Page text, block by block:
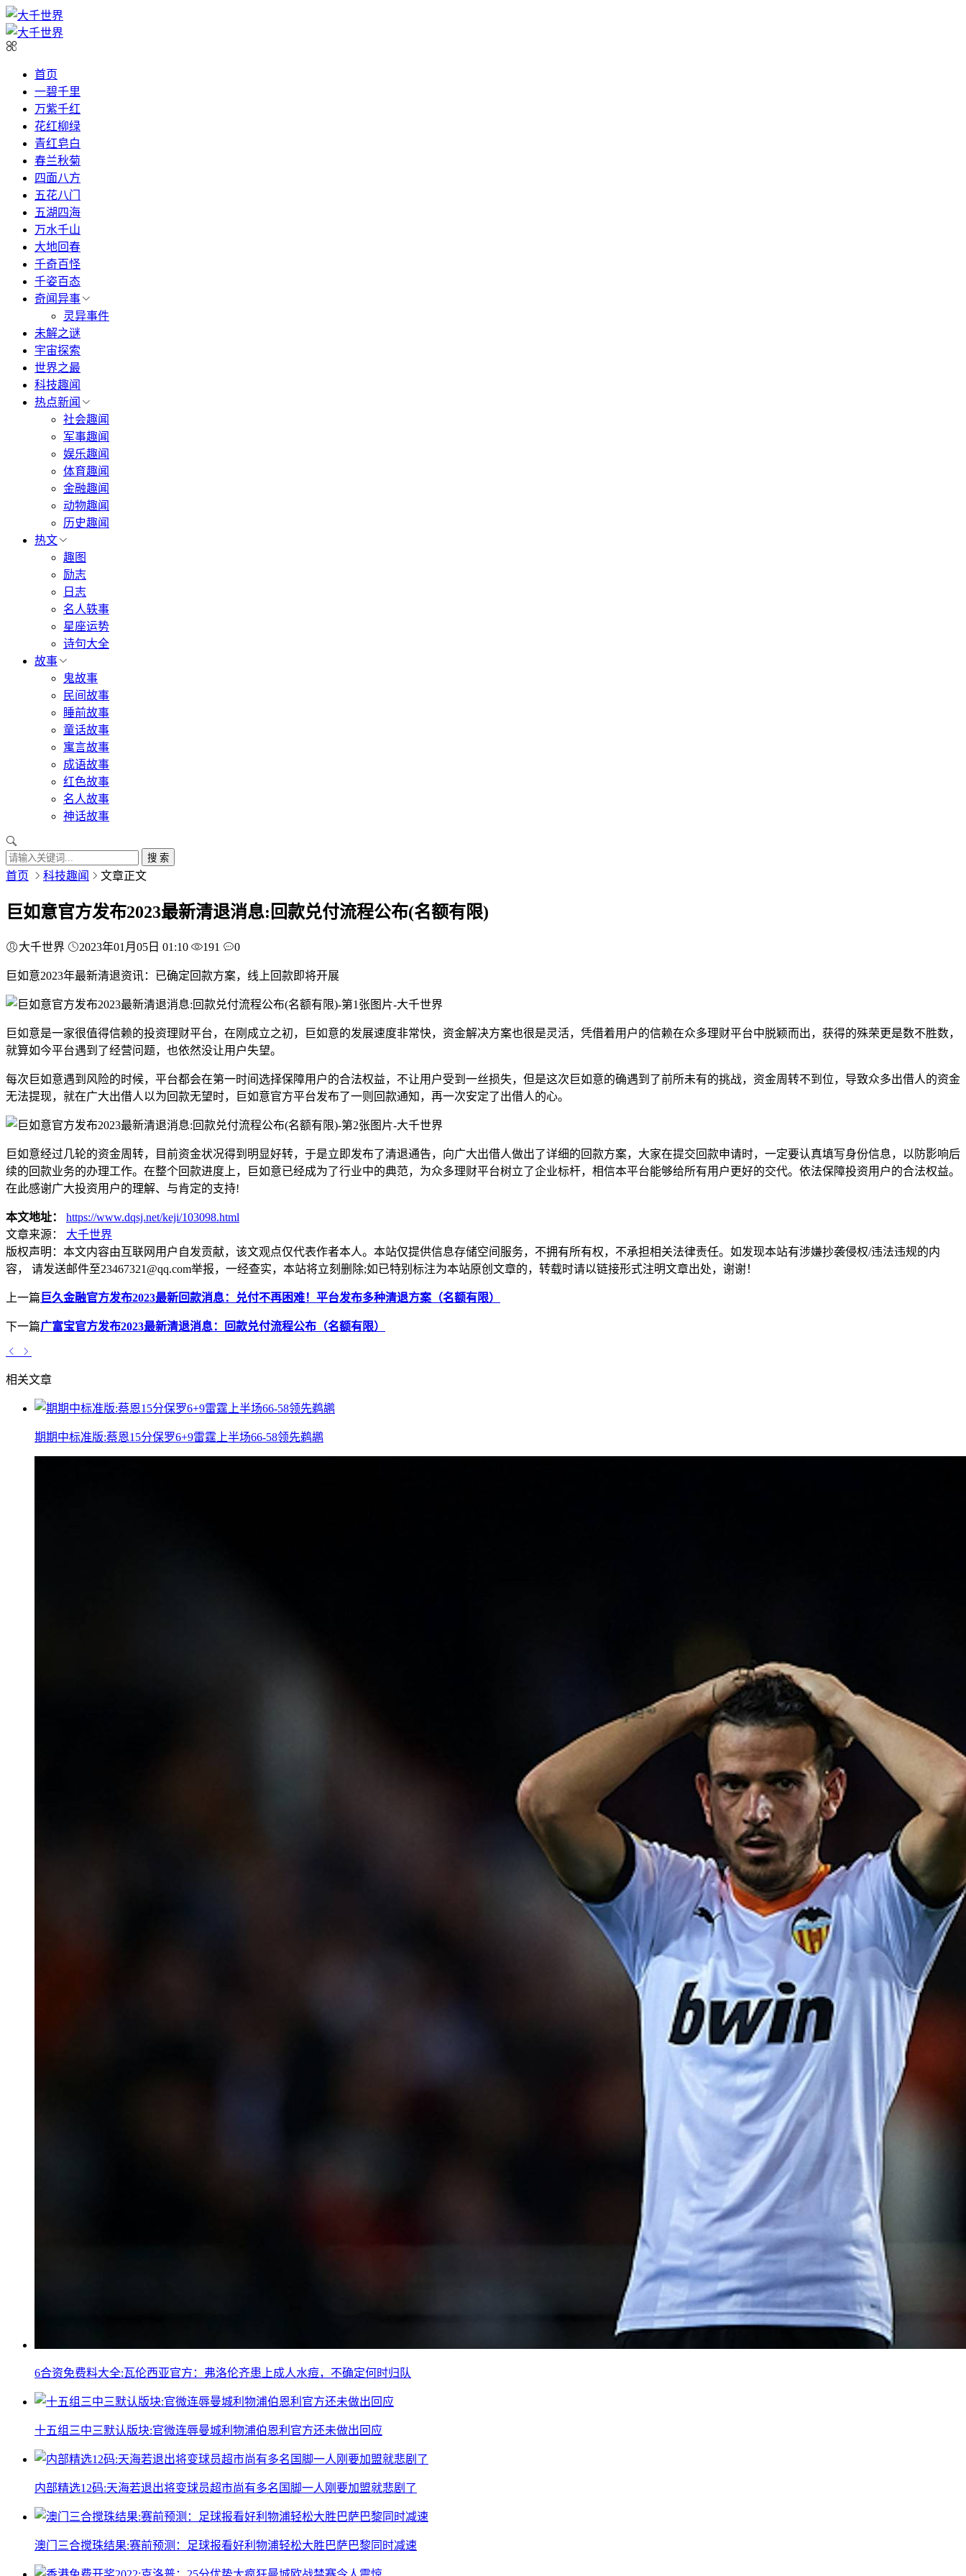
首页
一碧千里
万紫千红
花红柳绿
青红皂白
春兰秋菊
四面八方
五花八门
五湖四海
万水千山
大地回春
千奇百怪
千姿百态
奇闻异事
灵异事件
未解之谜
宇宙探索
世界之最
科技趣闻
热点新闻
社会趣闻
军事趣闻
娱乐趣闻
体育趣闻
金融趣闻
动物趣闻
历史趣闻
热文
趣图
励志
日志
名人轶事
星座运势
诗句大全
故事
鬼故事
民间故事
睡前故事
童话故事
寓言故事
成语故事
红色故事
名人故事
神话故事
搜 索
首页 科技趣闻 文章正文
巨如意官方发布2023最新清退消息:回款兑付流程公布(名额有限)
大千世界 2023年01月05日 01:10 191 0
巨如意2023年最新清退资讯：已确定回款方案，线上回款即将开展
巨如意是一家很值得信赖的投资理财平台，在刚成立之初，巨如意的发展速度非常快，资金解决方案也很是灵活，凭借着用户的信赖在众多理财平台中脱颖而出，获得的殊荣更是数不胜数，
就算如今平台遇到了经营问题，也依然没让用户失望。
每次巨如意遇到风险的时候，平台都会在第一时间选择保障用户的合法权益，不让用户受到一丝损失，但是这次巨如意的确遇到了前所未有的挑战，资金周转不到位，导致众多出借人的资金
无法提现，就在广大出借人以为回款无望时，巨如意官方平台发布了一则回款通知，再一次安定了出借人的心。
巨如意经过几轮的资金周转，目前资金状况得到明显好转，于是立即发布了清退通告，向广大出借人做出了详细的回款方案，大家在提交回款申请时，一定要认真填写身份信息，以防影响后
续的回款业务的办理工作。在整个回款进度上，巨如意已经成为了行业中的典范，为众多理财平台树立了企业标杆，相信本平台能够给所有用户更好的交代。依法保障投资用户的合法权益。
在此感谢广大投资用户的理解、与肯定的支持!
本文地址：
https://www.dqsj.net/keji/103098.html
文章来源：
大千世界
版权声明： 本文内容由互联网用户自发贡献，该文观点仅代表作者本人。本站仅提供信息存储空间服务，不拥有所有权，不承担相关法律责任。如发现本站有涉嫌抄袭侵权/违法违规的内
容， 请发送邮件至23467321@qq.com举报，一经查实，本站将立刻删除;如已特别标注为本站原创文章的，转载时请以链接形式注明文章出处，谢谢！
上一篇 巨久金融官方发布2023最新回款消息：兑付不再困难！平台发布多种清退方案（名额有限）
下一篇广富宝官方发布2023最新清退消息：回款兑付流程公布（名额有限）
相关文章
期期中标准版:蔡恩15分保罗6+9雷霆上半场66-58领先鹈鹕
6合资免费料大全:瓦伦西亚官方：弗洛伦齐患上成人水痘，不确定何时归队
十五组三中三默认版块:官微连辱曼城利物浦伯恩利官方还未做出回应
内部精选12码:天海若退出将变球员超市尚有多名国脚一人刚要加盟就悲剧了
澳门三合搅珠结果:赛前预测：足球报看好利物浦轻松大胜巴萨巴黎同时减速